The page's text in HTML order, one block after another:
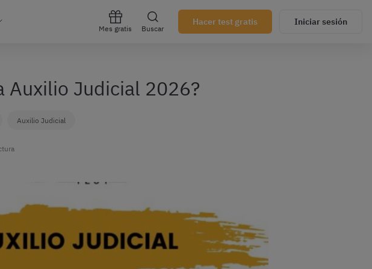
Mes gratis Buscar
Hacer test gratis Iniciar sesión
Auxilio Judicial 2026?
Auxilio Judicial